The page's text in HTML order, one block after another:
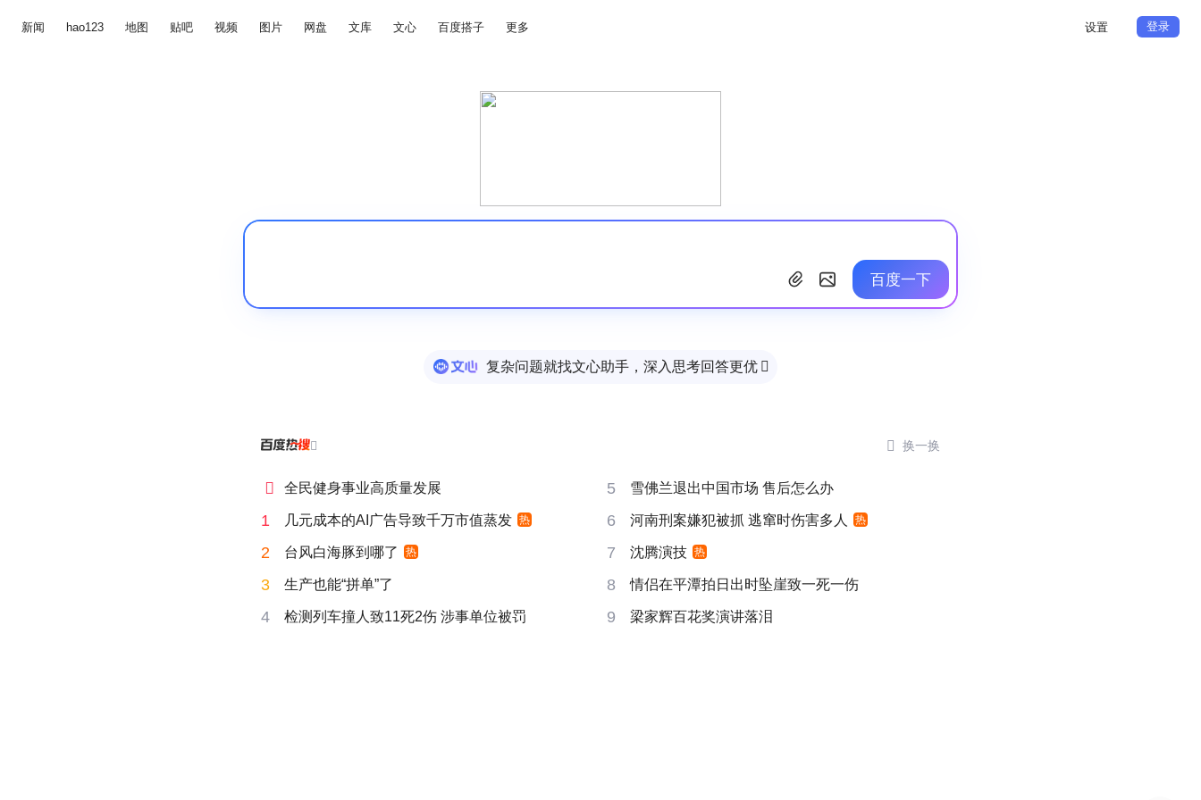
新闻 hao123 地图 贴吧 视频 图片 网盘 文库 文心 百度搭子 更多 设置 登录
百度一下
复杂问题就找文心助手，深入思考回答更优 
  换一换
 全民健身事业高质量发展 5 雪佛兰退出中国市场 售后怎么办
1 几元成本的AI广告导致千万市值蒸发 热 6 河南刑案嫌犯被抓 逃窜时伤害多人 热
2 台风白海豚到哪了 热 7 沈腾演技 热
3 生产也能“拼单”了 8 情侣在平潭拍日出时坠崖致一死一伤
4 检测列车撞人致11死2伤 涉事单位被罚 9 梁家辉百花奖演讲落泪